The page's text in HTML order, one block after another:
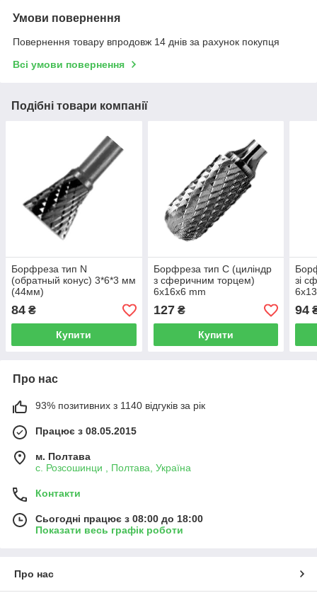
Умови повернення
Повернення товару впродовж 14 днів за рахунок покупця
Всі умови повернення
Подібні товари компанії
Борфреза тип N
(обратный конус) 3*6*3 мм
(44мм)
84 ₴
Купити
Борфреза тип C (циліндр
з сферичним торцем)
6x16x6 mm
127₴
Купити
зі
94
Про нас
93% позитивних з 1140 відгуків за рік
Працює з 08.05.2015
м. Полтава
с. Розсошинци , Полтава, Україна
Контакти
Сьогодні працює з 08:00 до 18:00
Показати весь графік роботи
Про нас